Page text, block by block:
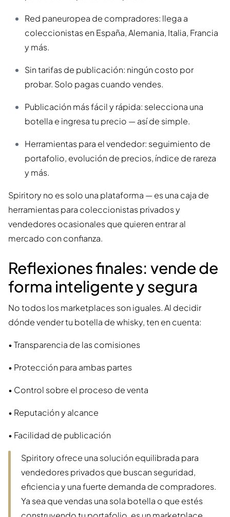
Red paneuropea de compradores: llega a
coleccionistas en España, Alemania, Italia, Francia
y más.
Sin tarifas de publicación: ningún costo por
probar. Solo pagas cuando vendes.
Publicación más fácil y rápida: selecciona una
botella e ingresa tu precio — así de simple.
Herramientas para el vendedor: seguimiento de
portafolio, evolución de precios, índice de rareza
y más.
Spiritory no es solo una plataforma — es una caja de
herramientas para coleccionistas privados y
vendedores ocasionales que quieren entrar al
mercado con confianza.
Reflexiones finales: vende de
forma inteligente y segura
No todos los marketplaces son iguales. Al decidir
dónde vender tu botella de whisky, ten en cuenta:
• Transparencia de las comisiones
• Protección para ambas partes
• Control sobre el proceso de venta
• Reputación y alcance
• Facilidad de publicación
Spiritory ofrece una solución equilibrada para
vendedores privados que buscan seguridad,
eficiencia y una fuerte demanda de compradores.
Ya sea que vendas una sola botella o que estés